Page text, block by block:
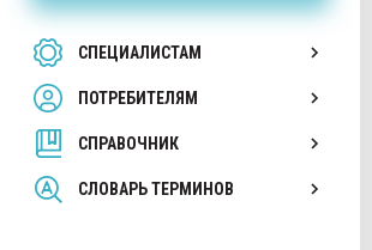
СПЕЦИАЛИСТАМ
ПОТРЕБИТЕЛЯМ
СПРАВОЧНИК
СЛОВАРЬ ТЕРМИНОВ